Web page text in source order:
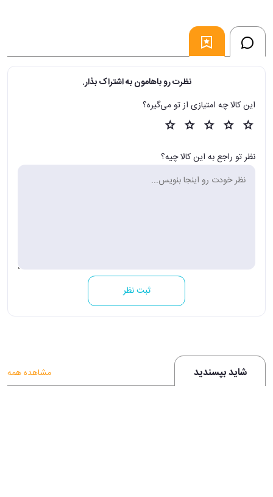
نظرت رو باهامون به اشتراک بذار.
این کالا چه امتیازی از تو می‌گیره؟
نظر تو راجع به این کالا چیه؟
ثبت نظر
شاید بپسندید مشاهده همه